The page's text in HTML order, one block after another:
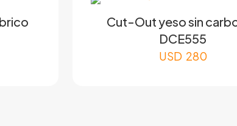
Cut-Out yeso sin
DCE555
USD 280